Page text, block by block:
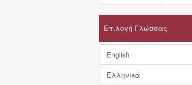
Επιλογή Γλώσσας
English
Ελληνικά